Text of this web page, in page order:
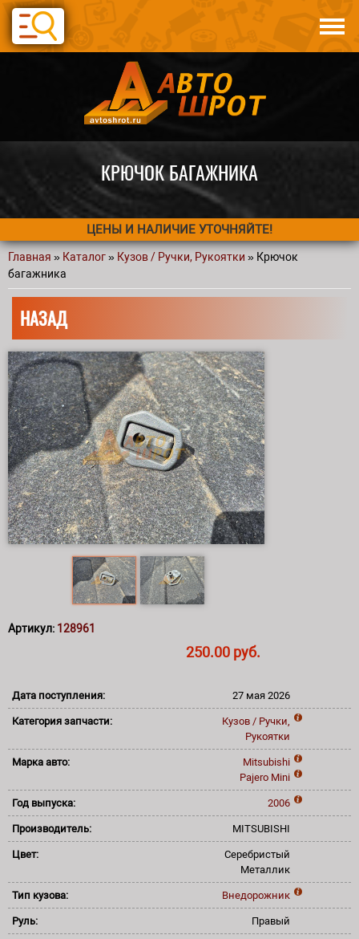
Перейти к основному содержанию
Авто по запчастям
Статьи
КРЮЧОК БАГАЖНИКА
ЦЕНЫ И НАЛИЧИЕ УТОЧНЯЙТЕ!
Вы здесь
Главная » Каталог» Кузов / Ручки, Рукоятки » Крючок
багажника
НАЗАД
Артикул: 128961
250.00 руб.
Дата поступления: 27 мая 2026
Категория запчасти:
Кузов / Ручки,
Рукоятки
Марка авто:
Mitsubishi
Pajero Mini
Год выпуска: 2006
Производитель: MITSUBISHI
Цвет:
Серебристый
Металлик
Тип кузова: Внедорожник
Руль: Правый